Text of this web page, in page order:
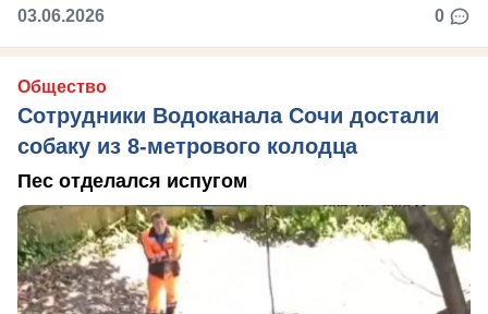
03.06.2026 0
Общество
Сотрудники Водоканала Сочи достали
собаку из 8-метрового колодца
Пес отделался испугом